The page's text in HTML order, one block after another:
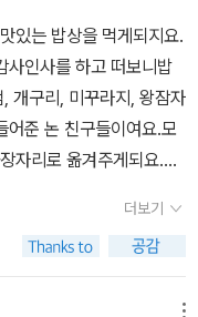
도우미도 있고 농사
영토를 기본으로 살아
앞에 고개를 숙입니다.
벌레, 물방개, 물벼룩, 미
한 생태계를 유지하고 있
먹는 오리, 개구리를 먹는
치열한 생존경쟁의 장이
있는 밥상을 먹게되지요.
사인사를 하고 떠보니밥
개구리, 미꾸라지, 왕잠자
어준 논 친구들이여요.모
자리로 옮겨주게되요.논
봤어요.얼마전 다녀온
가 논에도 살다니 신기
아먹어서 벼잎을 도와준
더보기